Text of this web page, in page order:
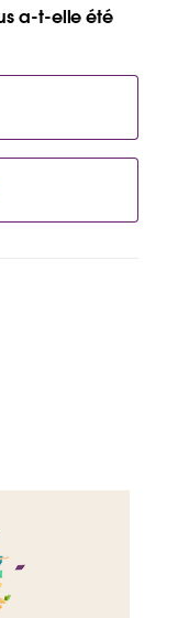
a-t-elle été